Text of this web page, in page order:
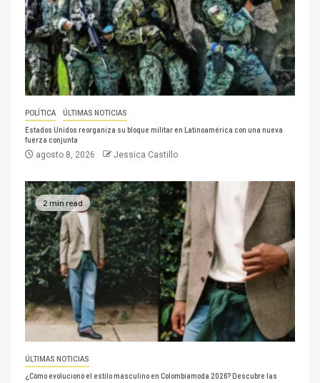
POLÍTICA ÚLTIMAS NOTICIAS
Estados Unidos reorganiza su bloque militar en Latinoamérica con una nueva
fuerza conjunta
agosto 8, 2026 Jessica Castillo
2 min read
ÚLTIMAS NOTICIAS
¿Cómo evolucionó el estilo masculino en Colombiamoda 2026? Descubre las